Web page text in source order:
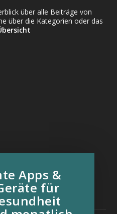
über alle Beiträge von
über die Kategorien oder das
Apps &
für